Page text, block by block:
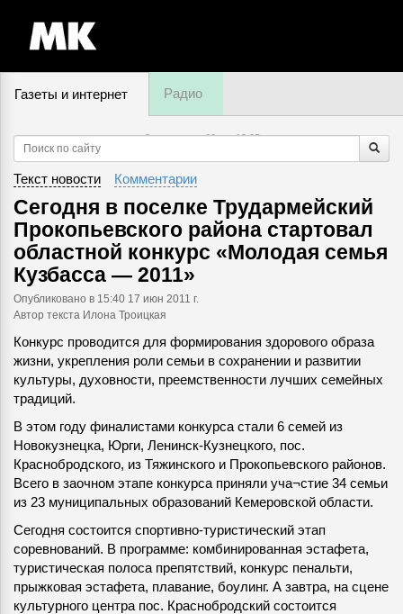
Газеты и интернет Радио
8 августа, суббота,12:25
Текст новости Комментарии
Сегодня в поселке Трудармейский
Прокопьевского района стартовал
областной конкурс «Молодая семья
Кузбасса — 2011»
Опубликовано в 15:40 17 июн 2011 г.
Автор текста Илона Троицкая
Конкурс проводится для формирования здорового образа
жизни, укрепления роли семьи в сохранении и развитии
культуры, духовности, преемственности лучших семейных
традиций.
В этом году финалистами конкурса стали 6 семей из
Новокузнецка, Юрги, Ленинск-Кузнецкого, пос.
Краснобродского, из Тяжинского и Прокопьевского районов.
Всего в заочном этапе конкурса приняли уча¬стие 34 семьи
из 23 муниципальных образований Кемеровской области.
Сегодня состоится спортивно-туристический этап
соревнований. В программе: комбинированная эстафета,
туристическая полоса препятствий, конкурс пенальти,
прыжковая эстафета, плавание, боулинг. А завтра, на сцене
культурного центра пос. Краснобродский состоится